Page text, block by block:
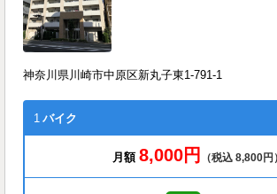
神奈川県川崎市中原区新丸子東1-791-1
1 バイク
月額 8,000円 （税込 8,800円）